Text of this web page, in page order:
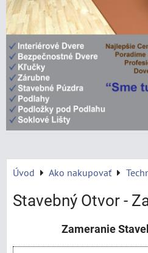
Úvod Ako nakupovať
Stavebný Otvor -
Zameranie